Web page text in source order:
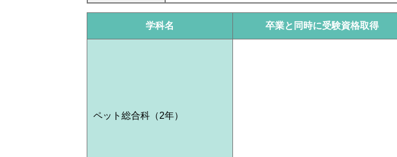
学科名 卒業と同時に受験資格取得
ペット総合科（2年）